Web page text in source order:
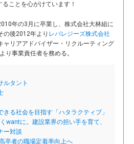
ことを心がけています！
年の3月に卒業し、株式会社大林組に
の後2012年より レバレジーズ株式会社
ャリアアドバイザー・リクルーティング
り事業責任者を務める。
ルタント
る社会を目指す「ハタラクティブ」
wantに。建設業界の担い手を育て、
ー対談
卒者の職場定着率向上へ